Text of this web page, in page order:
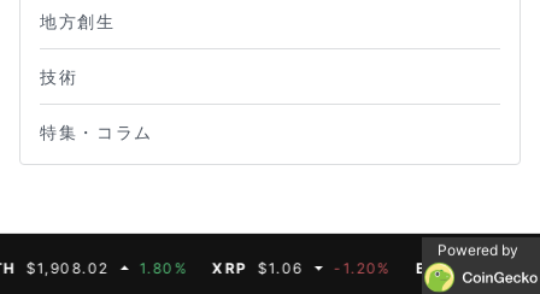
地方創生
技術
特集・コラム
1.80% XRP $1.06 -1.20% BNB $593.11
Powered by